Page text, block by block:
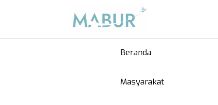
Beranda
Masyarakat